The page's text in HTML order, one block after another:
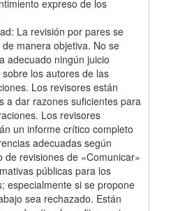
expreso de los
La revisión por pares se
de manera objetiva. No se
adecuado ningún juicio
los autores de las
Los revisores están
a dar razones suficientes para
Los revisores
un informe crítico completo
adecuadas según
de revisiones de «Comunicar»
públicas para los
especialmente si se propone
sea rechazado. Están